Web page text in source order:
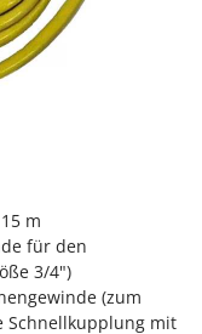
m
für den
3/4")
(zum
Schnellkupplung mit